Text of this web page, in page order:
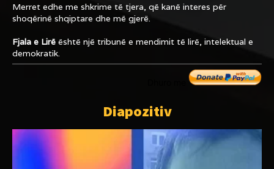
Merret edhe me shkrime të tjera, që kanë interes për
shoqërinë shqiptare dhe më gjerë.
Fjala e Lirë është një tribunë e mendimit të lirë, intelektual e
demokratik.
Diapozitiv